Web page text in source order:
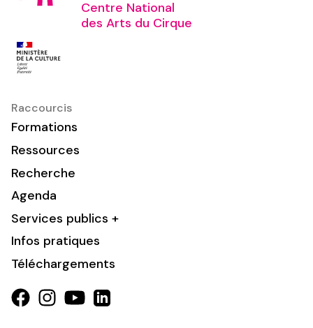
Centre National
des Arts du Cirque
Raccourcis
Formations
Ressources
Recherche
Agenda
Services publics +
Infos pratiques
Téléchargements